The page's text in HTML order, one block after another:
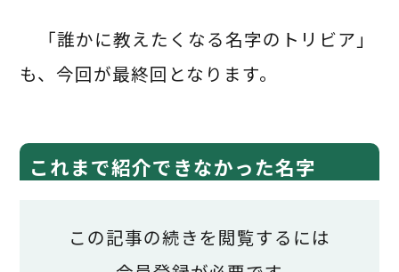
「誰かに教えたくなる名字のトリビア」
も、今回が最終回となります。
これまで紹介できなかった名字
今回は、今までに紹介できなかった名字
について解説したいと思います。
この記事の続きを閲覧するには